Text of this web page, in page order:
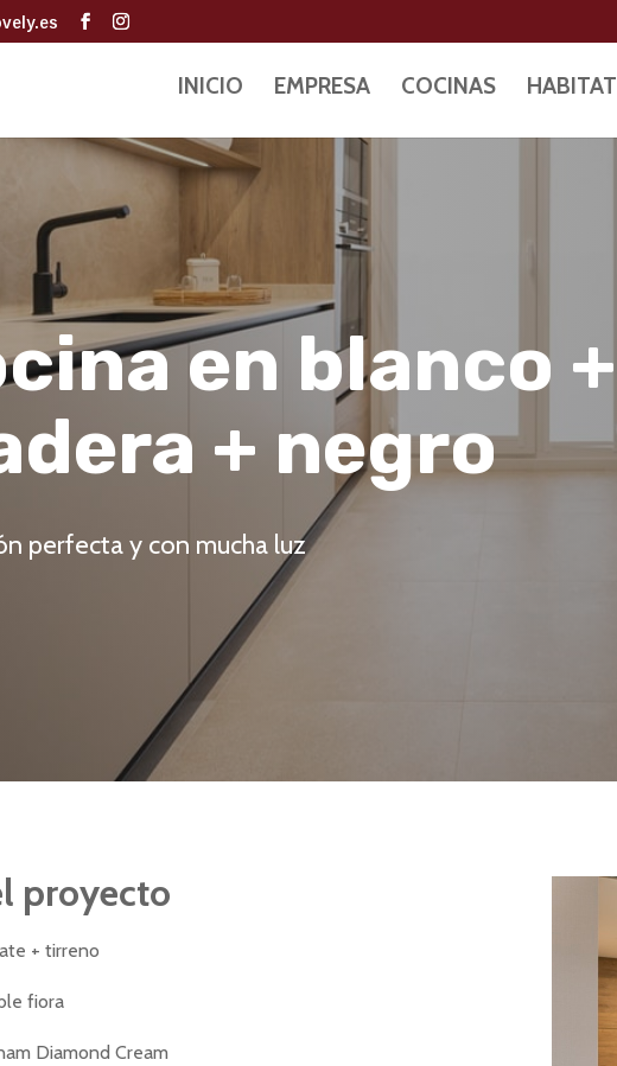
INICIO EMPRESA COCINAS HABITAT
en blanco +
+ negro
perfecta y con mucha luz
proyecto
+ tirreno
fiora
Diamond Cream